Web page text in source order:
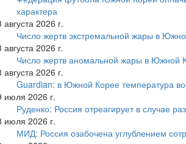
характера
августа 2026 г.
Число жертв экстремальной жары в
августа 2026 г.
Число жертв аномальной жары в Южной
августа 2026 г.
Guardian: в Южной Корее температура
июля 2026 г.
Руденко: Россия отреагирует в случае
июля 2026 г.
МИД: Россия озабочена углублением